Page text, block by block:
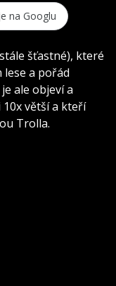
na Googlu
šťastné), které
a pořád
ale objeví a
větší a kteří
Trolla.